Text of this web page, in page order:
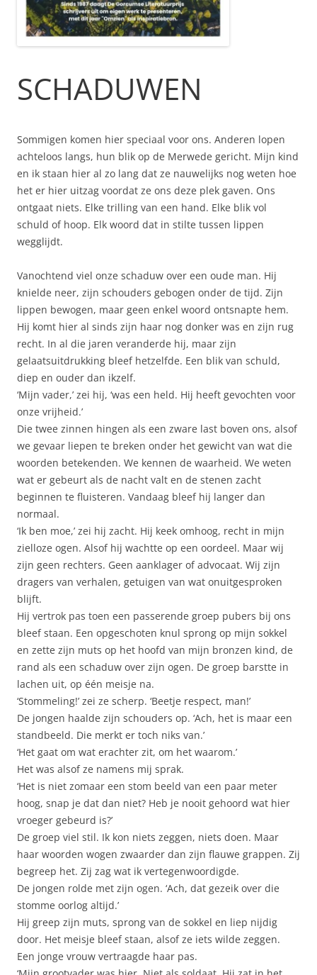
SCHADUWEN
Sommigen komen hier speciaal voor ons. Anderen lopen
achteloos langs, hun blik op de Merwede gericht. Mijn kind
en ik staan hier al zo lang dat ze nauwelijks nog weten hoe
het er hier uitzag voordat ze ons deze plek gaven. Ons
ontgaat niets. Elke trilling van een hand. Elke blik vol
schuld of hoop. Elk woord dat in stilte tussen lippen
wegglijdt.
Vanochtend viel onze schaduw over een oude man. Hij
knielde neer, zijn schouders gebogen onder de tijd. Zijn
lippen bewogen, maar geen enkel woord ontsnapte hem.
Hij komt hier al sinds zijn haar nog donker was en zijn rug
recht. In al die jaren veranderde hij, maar zijn
gelaatsuitdrukking bleef hetzelfde. Een blik van schuld,
diep en ouder dan ikzelf.
‘Mijn vader,’ zei hij, ‘was een held. Hij heeft gevochten voor
onze vrijheid.’
Die twee zinnen hingen als een zware last boven ons, alsof
we gevaar liepen te breken onder het gewicht van wat die
woorden betekenden. We kennen de waarheid. We weten
wat er gebeurt als de nacht valt en de stenen zacht
beginnen te fluisteren. Vandaag bleef hij langer dan
normaal.
‘Ik ben moe,’ zei hij zacht. Hij keek omhoog, recht in mijn
zielloze ogen. Alsof hij wachtte op een oordeel. Maar wij
zijn geen rechters. Geen aanklager of advocaat. Wij zijn
dragers van verhalen, getuigen van wat onuitgesproken
blijft.
Hij vertrok pas toen een passerende groep pubers bij ons
bleef staan. Een opgeschoten knul sprong op mijn sokkel
en zette zijn muts op het hoofd van mijn bronzen kind, de
rand als een schaduw over zijn ogen. De groep barstte in
lachen uit, op één meisje na.
‘Stommeling!’ zei ze scherp. ‘Beetje respect, man!’
De jongen haalde zijn schouders op. ‘Ach, het is maar een
standbeeld. Die merkt er toch niks van.’
‘Het gaat om wat erachter zit, om het waarom.’
Het was alsof ze namens mij sprak.
‘Het is niet zomaar een stom beeld van een paar meter
hoog, snap je dat dan niet? Heb je nooit gehoord wat hier
vroeger gebeurd is?’
De groep viel stil. Ik kon niets zeggen, niets doen. Maar
haar woorden wogen zwaarder dan zijn flauwe grappen. Zij
begreep het. Zij zag wat ik vertegenwoordigde.
De jongen rolde met zijn ogen. ‘Ach, dat gezeik over die
stomme oorlog altijd.’
Hij greep zijn muts, sprong van de sokkel en liep nijdig
door. Het meisje bleef staan, alsof ze iets wilde zeggen.
Een jonge vrouw vertraagde haar pas.